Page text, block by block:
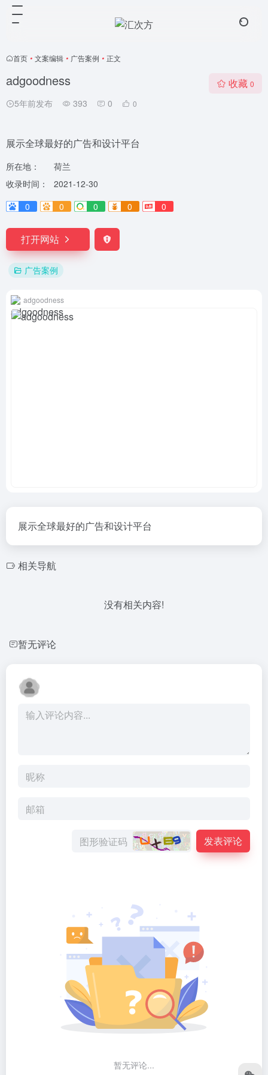
首页 • 文案编辑 • 广告案例 • 正文
adgoodness
5年前发布 393 0 0
收藏 0
展示全球最好的广告和设计平台
所在地：
荷兰
收录时间：
2021-12-30
0
0 0 0 0
打开网站
广告案例
adgoodness
展示全球最好的广告和设计平台
相关导航
没有相关内容!
暂无评论
发表评论
暂无评论...